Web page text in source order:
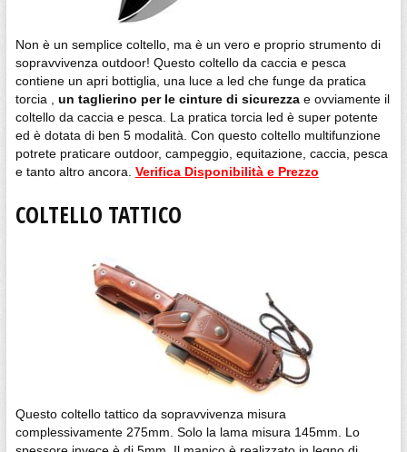
Non è un semplice coltello, ma è un vero e proprio strumento di
sopravvivenza outdoor! Questo coltello da caccia e pesca
contiene un apri bottiglia, una luce a led che funge da pratica
torcia , un taglierino per le cinture di sicurezzae ovviamente il
coltello da caccia e pesca. La pratica torcia led è super potente
ed è dotata di ben 5 modalità. Con questo coltello multifunzione
potrete praticare outdoor, campeggio, equitazione, caccia, pesca
e tanto altro ancora. Verifica Disponibilità e Prezzo
COLTELLO TATTICO
Questo coltello tattico da sopravvivenza misura
complessivamente 275mm. Solo la lama misura 145mm. Lo